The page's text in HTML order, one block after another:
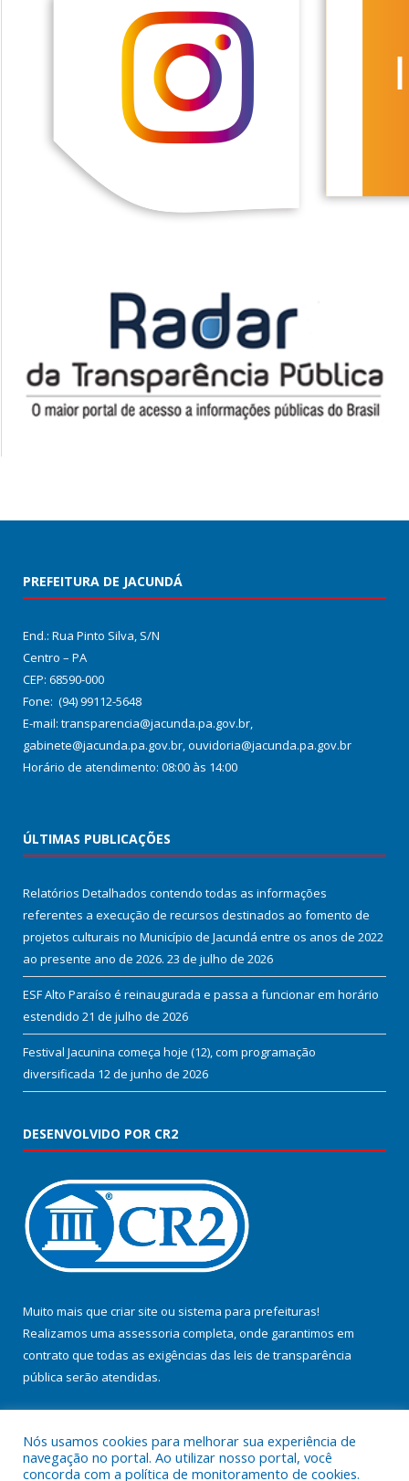
PREFEITURA DE JACUNDÁ
End.: Rua Pinto Silva, S/N
Centro – PA
CEP: 68590-000
Fone: (94) 99112-5648
E-mail: transparencia@jacunda.pa.gov.br,
gabinete@jacunda.pa.gov.br, ouvidoria@jacunda.pa.gov.br
Horário de atendimento: 08:00 às 14:00
ÚLTIMAS PUBLICAÇÕES
Relatórios Detalhados contendo todas as informações
referentes a execução de recursos destinados ao fomento de
projetos culturais no Município de Jacundá entre os anos de 2022
ao presente ano de 2026. 23 de julho de 2026
ESF Alto Paraíso é reinaugurada e passa a funcionar em horário
estendido 21 de julho de 2026
Festival Jacunina começa hoje (12), com programação
diversificada 12 de junho de 2026
DESENVOLVIDO POR CR2
Muito mais que criar site ou sistema para prefeituras!
Realizamos uma assessoria completa, onde garantimos em
contrato que todas as exigências das leis de transparência
pública serão atendidas.
Nós usamos cookies para melhorar sua experiência de
navegação no portal. Ao utilizar nosso portal, você
concorda com a política de monitoramento de cookies.